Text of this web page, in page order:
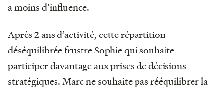
a moins d’influence.
Après 2 ans d’activité, cette répartition
déséquilibrée frustre Sophie qui souhaite
participer davantage aux prises de décisions
stratégiques. Marc ne souhaite pas rééquilibrer la